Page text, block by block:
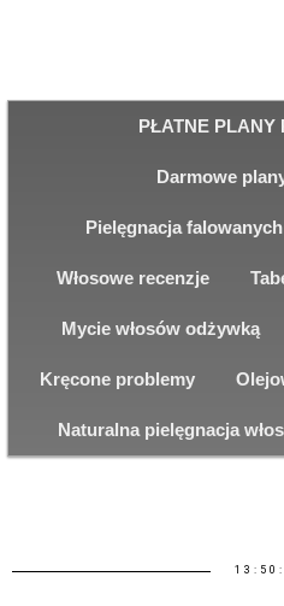
PŁATNE PLANY
Darmowe
Pielęgnacja
Włosowe recenzje
Mycie włosów odżywką
Kręcone problemy
Naturalna pielęgnacja